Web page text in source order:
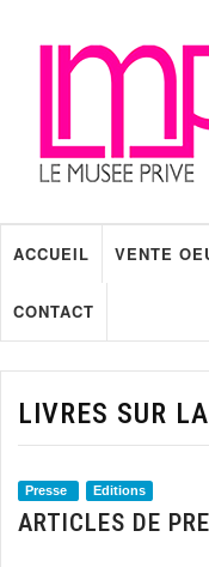
ACCUEIL VENTE
CONTACT
LIVRES SUR
Presse Editions
ARTICLES DE